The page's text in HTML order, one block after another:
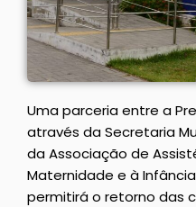
Uma parceria entre a
através da Secretaria
da Associação de
Maternidade e à
permitirá o retorno das